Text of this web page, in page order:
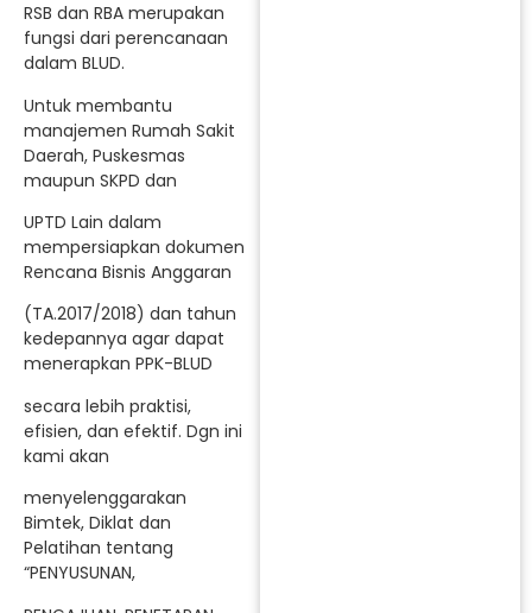
RSB dan RBA merupakan
fungsi dari perencanaan
dalam BLUD.
Untuk membantu
manajemen Rumah Sakit
Daerah, Puskesmas
maupun SKPD dan
UPTD Lain dalam
mempersiapkan dokumen
Rencana Bisnis Anggaran
(TA.2017/2018) dan tahun
kedepannya agar dapat
menerapkan PPK-BLUD
secara lebih praktisi,
efisien, dan efektif. Dgn ini
kami akan
menyelenggarakan
Bimtek, Diklat dan
Pelatihan tentang
“PENYUSUNAN,